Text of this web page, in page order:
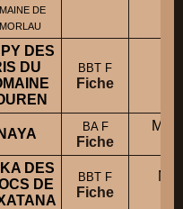
DE
DES
DU
BBT F
Fiche
INAYA BA F
Fiche
DES
DE
BBT F
Fiche
M.